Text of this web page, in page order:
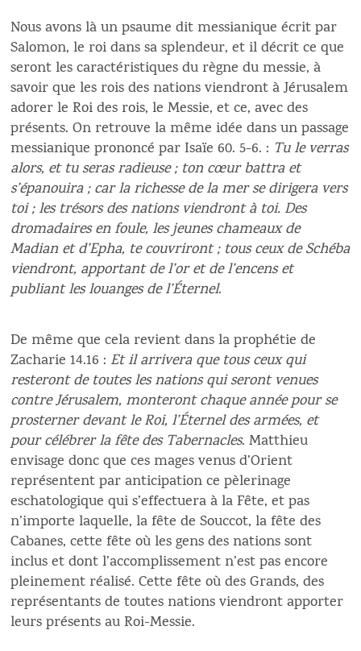
Nous avons là un psaume dit messianique écrit par
Salomon, le roi dans sa splendeur, et il décrit ce que
seront les caractéristiques du règne du messie, à
savoir que les rois des nations viendront à Jérusalem
adorer le Roi des rois, le Messie, et ce, avec des
présents. On retrouve la même idée dans un passage
messianique prononcé par Isaïe 60. 5-6. : Tu le verras
alors, et tu seras radieuse ; ton cœur battra et
s’épanouira ; car la richesse de la mer se dirigera vers
toi ; les trésors des nations viendront à toi. Des
dromadaires en foule, les jeunes chameaux de
Madian et d’Epha, te couvriront ; tous ceux de Schéba
viendront, apportant de l’or et de l’encens et
publiant les louanges de l’Éternel.
De même que cela revient dans la prophétie de
Zacharie 14.16 : Et il arrivera que tous ceux qui
resteront de toutes les nations qui seront venues
contre Jérusalem, monteront chaque année pour se
prosterner devant le Roi, l’Éternel des armées, et
pour célébrer la fête des Tabernacles. Matthieu
envisage donc que ces mages venus d’Orient
représentent par anticipation ce pèlerinage
eschatologique qui s’effectuera à la Fête, et pas
n’importe laquelle, la fête de Souccot, la fête des
Cabanes, cette fête où les gens des nations sont
inclus et dont l’accomplissement n’est pas encore
pleinement réalisé. Cette fête où des Grands, des
représentants de toutes nations viendront apporter
leurs présents au Roi-Messie.